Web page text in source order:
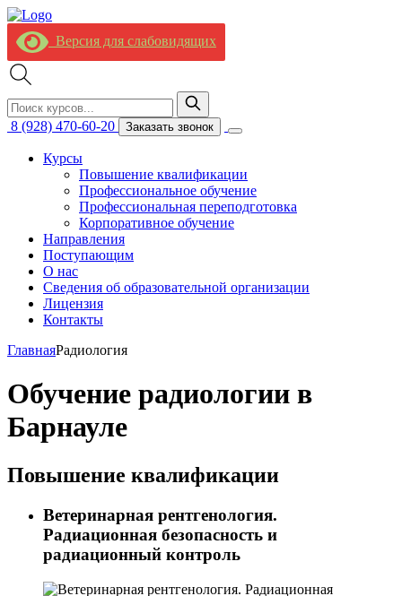
Версия для слабовидящих
8 (928) 470-60-20 Заказать звонок
Курсы
Повышение квалификации
Профессиональное обучение
Профессиональная переподготовка
Корпоративное обучение
Направления
Поступающим
О нас
Сведения об образовательной организации
Лицензия
Контакты
ГлавнаяРадиология
Обучение радиологии в
Барнауле
Повышение квалификации
Ветеринарная рентгенология.
Радиационная безопасность и
радиационный контроль